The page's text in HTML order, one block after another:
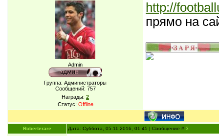
Admin
Группа: Администраторы
Сообщений: 757
Награды:2
Статус: Offline
http://
прямо на
Roberterare Дата: Суббота, 05.11.2016, 01:45 | Сообщение #3